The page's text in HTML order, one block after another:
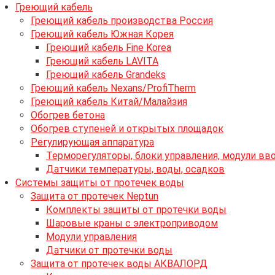
Греющий кабель
Греющий кабель производства Россия
Греющий кабель Южная Корея
Греющий кабель Fine Korea
Греющий кабель LAVITA
Греющий кабель Grandeks
Греющий кабель Nexans/ProfiTherm
Греющий кабель Китай/Малайзия
Обогрев бетона
Обогрев ступеней и открытых площадок
Регулирующая аппаратура
Терморегуляторы, блоки управления, модули
Датчики температуры, воды, осадков
Системы защиты от протечек воды
Защита от протечек Neptun
Комплекты защиты от протечки воды
Шаровые краны с электроприводом
Модули управления
Датчики от протечки воды
Защита от протечек воды АКВАЛОРД